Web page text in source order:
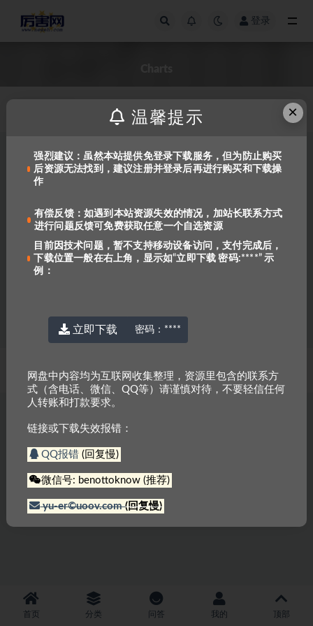
登录
学乐练习册 Charts, Tables &
Graphs, Grades 4-6
© 2022 厉害网 京ICP备2023000337号-3
首页 分类 问答 我的 顶部
×
温馨提示
强烈建议：虽然本站提供免登录下载服务，但为防止购买
后资源无法找到，建议注册并登录后再进行购买和下载操
作
有偿反馈：如遇到本站资源失效的情况，加站长联系方式
进行问题反馈可免费获取任意一个自选资源
目前因技术问题，暂不支持移动设备访问，支付完成后，
下载位置一般在右上角，显示如“立即下载 密码:****” 示
例：
立即下载 密码： ****
网盘中内容均为互联网收集整理，资源里包含的联系方
式（含电话、微信、QQ等）请谨慎对待，不要轻信任何
人转账和打款要求。
链接或下载失效报错：
QQ报错(回复慢)
微信号: benottoknow (推荐)
yu-er©uoov.com(回复慢)